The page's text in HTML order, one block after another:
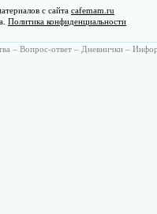
с сайта cafemam.ru
Политика конфиденциальности
– Вопрос-ответ – Дневнички –